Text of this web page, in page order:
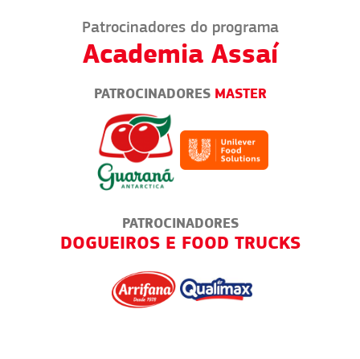
Patrocinadores do programa
Academia Assaí
PATROCINADORES MASTER
PATROCINADORES
DOGUEIROS E FOOD TRUCKS